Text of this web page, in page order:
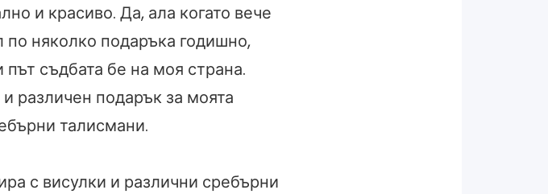
и красиво. Да, ала когато вече
няколко подаръка годишно,
съдбата бе на моя страна.
различен подарък за моята
талисмани.
с висулки и различни сребърни